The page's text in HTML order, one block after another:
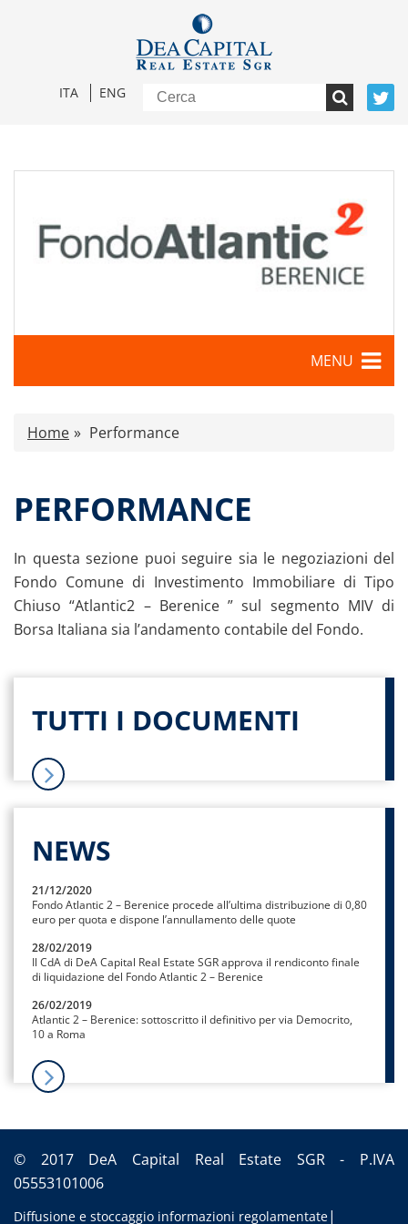
ITA ENG
MENU
Caratteristiche
Documenti di offerta
Governance
Assemblee
Contatti
Home Performance
PERFORMANCE
In questa sezione puoi seguire sia le negoziazioni del
Fondo Comune di Investimento Immobiliare di Tipo
Chiuso “Atlantic2 – Berenice ” sul segmento MIV di
Borsa Italiana sia l’andamento contabile del Fondo.
TUTTI I DOCUMENTI
NEWS
21/12/2020
Fondo Atlantic 2 – Berenice procede all’ultima distribuzione di 0,80
euro per quota e dispone l’annullamento delle quote
28/02/2019
Il CdA di DeA Capital Real Estate SGR approva il rendiconto finale
di liquidazione del Fondo Atlantic 2 – Berenice
26/02/2019
Atlantic 2 – Berenice: sottoscritto il definitivo per via Democrito,
10 a Roma
© 2017 DeA Capital Real Estate SGR - P.IVA
05553101006
Diffusione e stoccaggio informazioni regolamentate